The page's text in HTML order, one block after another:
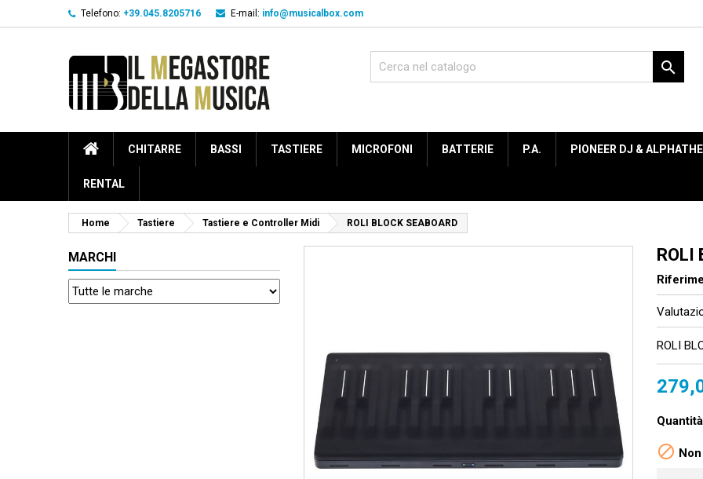
Telefono: +39.045.8205716 E-mail: info@musicalbox.com

CHITARRE BASSI TASTIERE MICROFONI BATTERIE P.A. PIONEER DJ &
RENTAL
Home Tastiere Tastiere e Controller Midi ROLI BLOCK SEABOARD
MARCHI ROLI
ROLI
Quantità
